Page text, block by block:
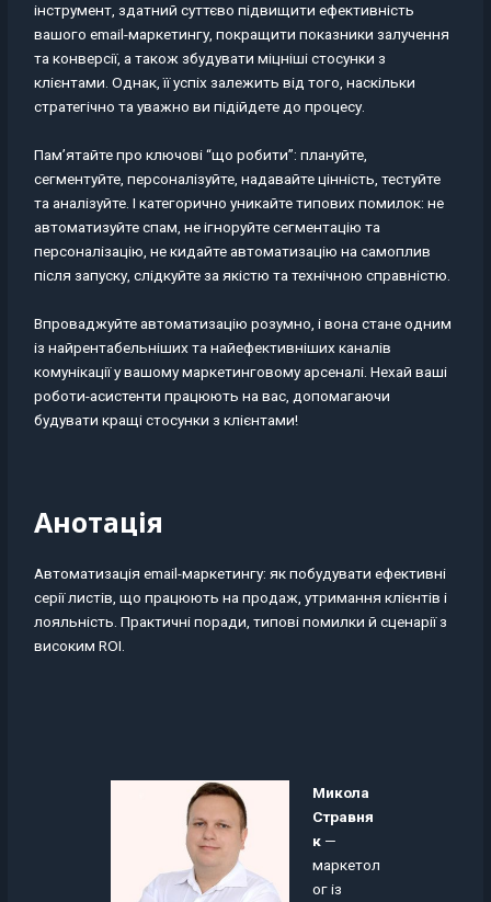
інструмент, здатний суттєво підвищити ефективність
вашого email-маркетингу, покращити показники залучення
та конверсії, а також збудувати міцніші стосунки з
клієнтами. Однак, її успіх залежить від того, наскільки
стратегічно та уважно ви підійдете до процесу.
Пам’ятайте про ключові “що робити”: плануйте,
сегментуйте, персоналізуйте, надавайте цінність, тестуйте
та аналізуйте. І категорично уникайте типових помилок: не
автоматизуйте спам, не ігноруйте сегментацію та
персоналізацію, не кидайте автоматизацію на самоплив
після запуску, слідкуйте за якістю та технічною справністю.
Впроваджуйте автоматизацію розумно, і вона стане одним
із найрентабельніших та найефективніших каналів
комунікації у вашому маркетинговому арсеналі. Нехай ваші
роботи-асистенти працюють на вас, допомагаючи
будувати кращі стосунки з клієнтами!
Анотація
Автоматизація email-маркетингу: як побудувати ефективні
серії листів, що працюють на продаж, утримання клієнтів і
лояльність. Практичні поради, типові помилки й сценарії з
високим ROI.
Микола
Стравня
к—
маркетол
ог із